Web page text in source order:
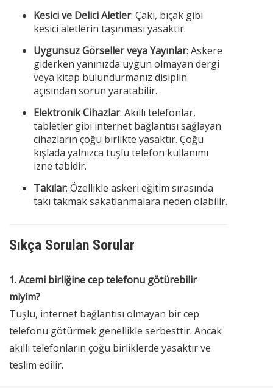
Kesici ve Delici Aletler: Çakı, bıçak gibi
kesici aletlerin taşınması yasaktır.
Uygunsuz Görseller veya Yayınlar: Askere
giderken yanınızda uygun olmayan dergi
veya kitap bulundurmanız disiplin
açısından sorun yaratabilir.
Elektronik Cihazlar: Akıllı telefonlar,
tabletler gibi internet bağlantısı sağlayan
cihazların çoğu birlikte yasaktır. Çoğu
kışlada yalnızca tuşlu telefon kullanımı
izne tabidir.
Takılar: Özellikle askeri eğitim sırasında
takı takmak sakatlanmalara neden olabilir.
Sıkça Sorulan Sorular
1. Acemi birliğine cep telefonu götürebilir
miyim?
Tuşlu, internet bağlantısı olmayan bir cep
telefonu götürmek genellikle serbesttir. Ancak
akıllı telefonların çoğu birliklerde yasaktır ve
teslim edilir.